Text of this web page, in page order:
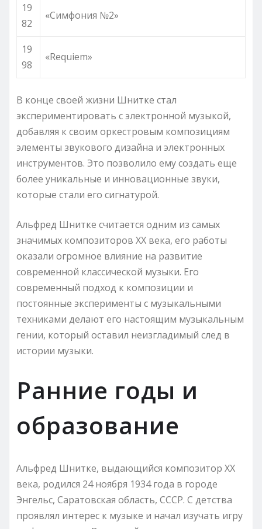
19
82
«Симфония №2»
19
98
«Requiem»
В конце своей жизни Шнитке стал
экспериментировать с электронной музыкой,
добавляя к своим оркестровым композициям
элементы звукового дизайна и электронных
инструментов. Это позволило ему создать еще
более уникальные и инновационные звуки,
которые стали его сигнатурой.
Альфред Шнитке считается одним из самых
значимых композиторов XX века, его работы
оказали огромное влияние на развитие
современной классической музыки. Его
современный подход к композиции и
постоянные эксперименты с музыкальными
техниками делают его настоящим музыкальным
гении, который оставил неизгладимый след в
истории музыки.
Ранние годы и
образование
Альфред Шнитке, выдающийся композитор XX
века, родился 24 ноября 1934 года в городе
Энгельс, Саратовская область, СССР. С детства
проявлял интерес к музыке и начал изучать игру